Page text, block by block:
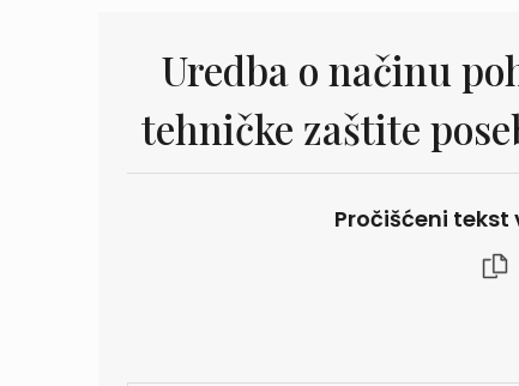
Uredba o načinu
tehničke zaštite
Pročišćeni tekst